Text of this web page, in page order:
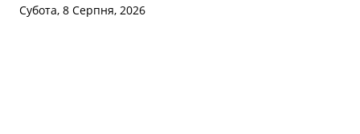
Субота, 8 Серпня, 2026